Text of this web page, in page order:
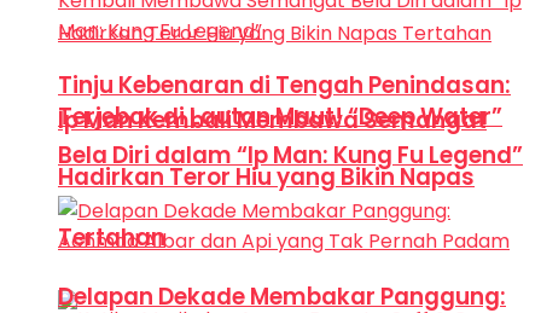
Terjebak di Lautan Maut! “Deep Water”
Hadirkan Teror Hiu yang Bikin Napas
Tertahan
Tinju Kebenaran di Tengah Penindasan:
Ip Man Kembali Membawa Semangat
Bela Diri dalam “Ip Man: Kung Fu Legend”
Delapan Dekade Membakar Panggung: